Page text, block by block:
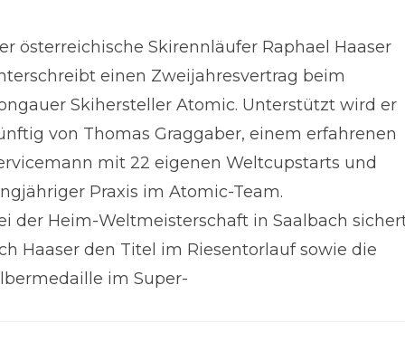
österreichische Skirennläufer Raphael Haaser
einen Zweijahresvertrag beim
Skihersteller Atomic. Unterstützt wird er
von Thomas Graggaber, einem erfahrenen
mit 22 eigenen Weltcupstarts und
Praxis im Atomic-Team.
der Heim-Weltmeisterschaft in Saalbach
Haaser den Titel im Riesentorlauf sowie die
im Super-